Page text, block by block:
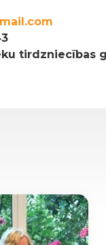
tirdzniecības